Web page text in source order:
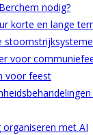
nodig?
korte en lange
voor
voor feest
organiseren met AI